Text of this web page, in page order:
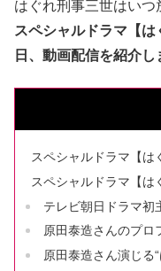
はぐれ刑事三世はいつ
スペシャルドラマ【
日、動画配信を紹介し
スペシャルドラマ【は
スペシャルドラマ【は
テレビ朝日ドラマ初
原田泰造さんのプロ
原田泰造さん演じる